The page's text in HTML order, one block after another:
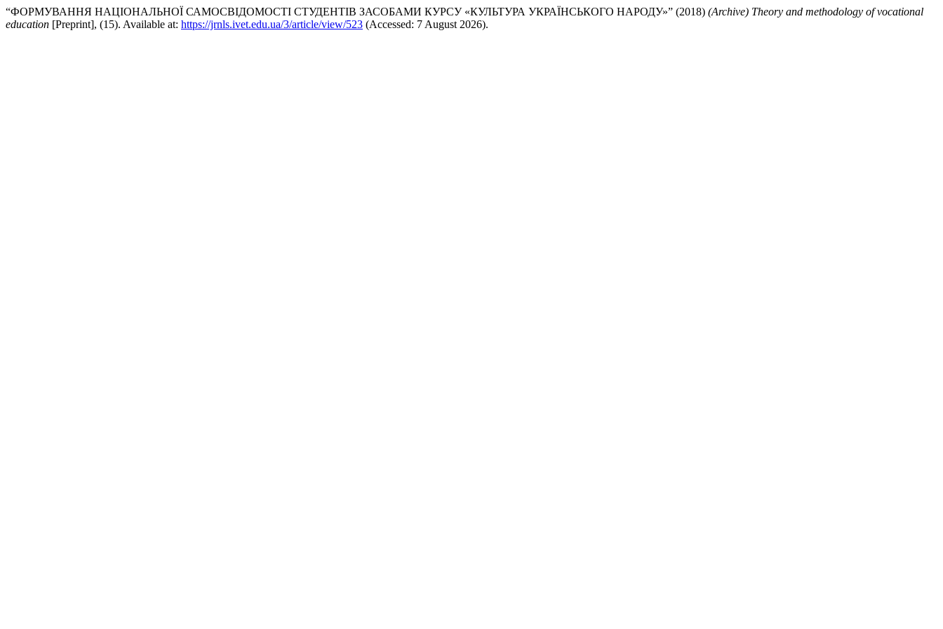
“ФОРМУВАННЯ НАЦІОНАЛЬНОЇ САМОСВІДОМОСТІ СТУДЕНТІВ ЗАСОБАМИ КУРСУ «КУЛЬТУРА УКРАЇНСЬКОГО НАРОДУ»” (2018) (Archive) Theory and methodology of vocational
education [Preprint], (15). Available at: https://jrnls.ivet.edu.ua/3/article/view/523 (Accessed: 7 August 2026).